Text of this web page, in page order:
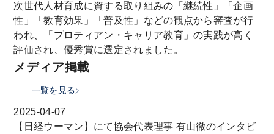
次世代人材育成に資する取り組みの「継続性」「企画
性」「教育効果」「普及性」などの観点から審査が行
われ、「プロティアン・キャリア教育」の実践が高く
評価され、優秀賞に選定されました。
メディア掲載
一覧を見る
2025-04-07
【日経ウーマン】にて協会代表理事 有山徹のインタビ